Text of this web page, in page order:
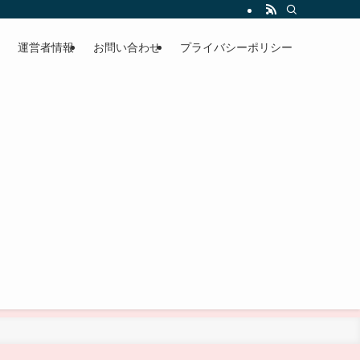
運営者情報 お問い合わせ プライバシーポリシー